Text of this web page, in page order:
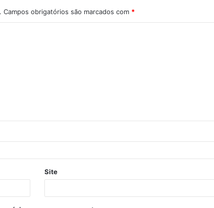
Campos obrigatórios são marcados com *
Site